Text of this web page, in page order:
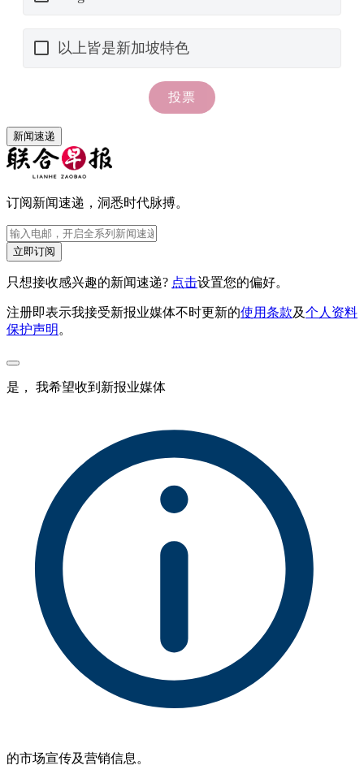
新闻速递
订阅新闻速递，洞悉时代脉搏。
立即订阅
只想接收感兴趣的新闻速递? 点击设置您的偏好。
注册即表示我接受新报业媒体不时更新的使用条款及个人资料
保护声明 。
是， 我希望收到新报业媒体
的市场宣传及营销信息。